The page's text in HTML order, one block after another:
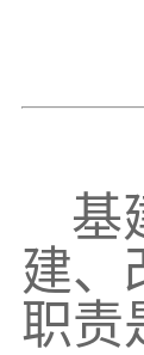
基
建、
职责